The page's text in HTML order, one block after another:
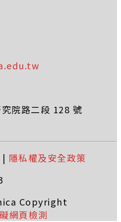
院路二段 128 號
| 隱私權及安全政策
Copyright